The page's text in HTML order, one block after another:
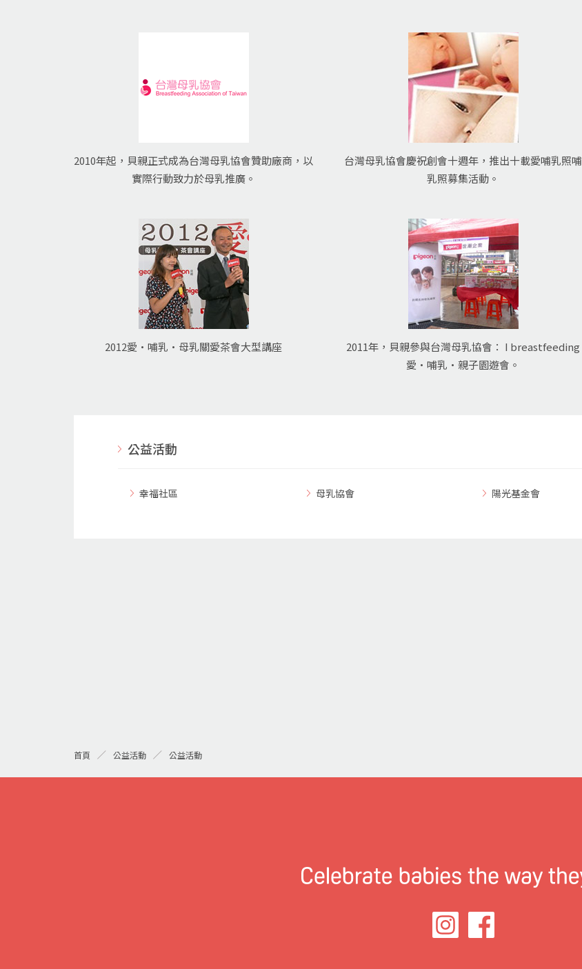
2010年起，貝親正式成為台灣母乳協會贊助廠商，以
實際行動致力於母乳推廣。
台灣母乳協會慶祝創會十週年，推出十載愛哺乳照哺
乳照募集活動。
2012愛•哺乳•母乳關愛茶會大型講座
2011年，貝親參與台灣母乳協會： I breastfeeding
愛•哺乳•親子園遊會。
公益活動
幸福社區 母乳協會 陽光基金會
首頁 公益活動 公益活動